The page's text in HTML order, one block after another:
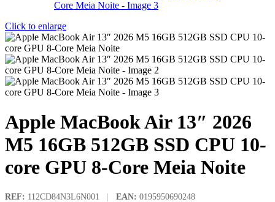
Click to enlarge
Apple MacBook Air 13″ 2026
M5 16GB 512GB SSD CPU 10-
core GPU 8-Core Meia Noite
REF: 112CD84N3L6N001 | EAN: 0195950690248